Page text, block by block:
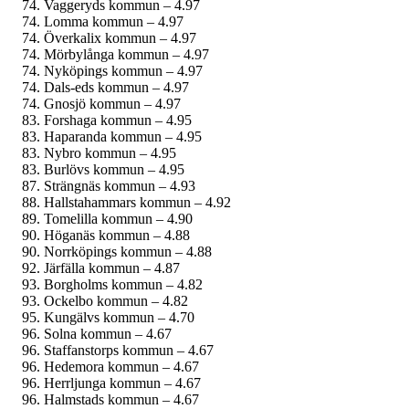
Vaggeryds kommun – 4.97
Lomma kommun – 4.97
Överkalix kommun – 4.97
Mörbylånga kommun – 4.97
Nyköpings kommun – 4.97
Dals-eds kommun – 4.97
Gnosjö kommun – 4.97
Forshaga kommun – 4.95
Haparanda kommun – 4.95
Nybro kommun – 4.95
Burlövs kommun – 4.95
Strängnäs kommun – 4.93
Hallstahammars kommun – 4.92
Tomelilla kommun – 4.90
Höganäs kommun – 4.88
Norrköpings kommun – 4.88
Järfälla kommun – 4.87
Borgholms kommun – 4.82
Ockelbo kommun – 4.82
Kungälvs kommun – 4.70
Solna kommun – 4.67
Staffanstorps kommun – 4.67
Hedemora kommun – 4.67
Herrljunga kommun – 4.67
Halmstads kommun – 4.67